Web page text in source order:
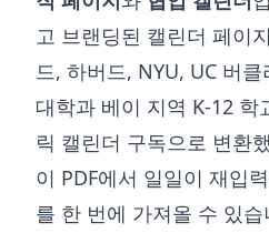
고 브랜딩된 캘린더 페이
드, 하버드, NYU, UC 버
대학과 베이 지역 K-12
릭 캘린더 구독으로 변환
이 PDF에서 일일이 재입
를 한 번에 가져올 수 있습